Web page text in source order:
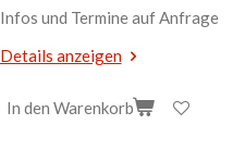
Infos und Termine auf Anfrage
Details anzeigen
In den Warenkorb